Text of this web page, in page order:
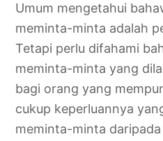
Umum mengetahui
meminta-minta adalah
Tetapi perlu difahami
meminta-minta yang
bagi orang yang
cukup keperluannya
meminta-minta